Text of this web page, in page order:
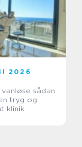
2026
sådan
tryg og
klinik